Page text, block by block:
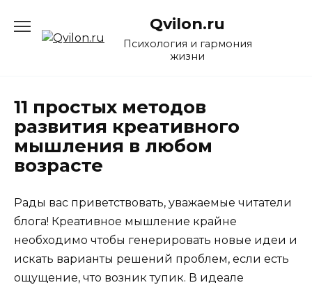
содержанию
Qvilon.ru
Психология и гармония
жизни
11 простых методов
развития креативного
мышления в любом
возрасте
Рады вас приветствовать, уважаемые читатели
блога! Креативное мышление крайне
необходимо чтобы генерировать новые идеи и
искать варианты решений проблем, если есть
ощущение, что возник тупик. В идеале